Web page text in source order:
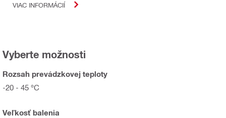
VIAC INFORMÁCIÍ
Vyberte možnosti
Rozsah prevádzkovej teploty
-20 - 45 °C
Veľkosť balenia